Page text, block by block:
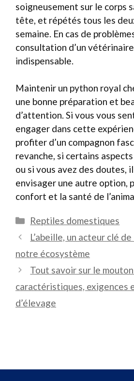
soigneusement sur le corps
tête, et répétés tous les
semaine. En cas de
consultation d’un
indispensable.
Maintenir un python royal
une bonne préparation et
d’attention. Si vous vous
engager dans cette
profiter d’un compagnon
revanche, si certains
ou si vous avez des doutes,
envisager une autre option,
confort et la santé de
Catégories
Reptiles domestiques
L’abeille, un acteur clé
notre écosystème
Tout savoir sur le
caractéristiques, exigences
d’élevage